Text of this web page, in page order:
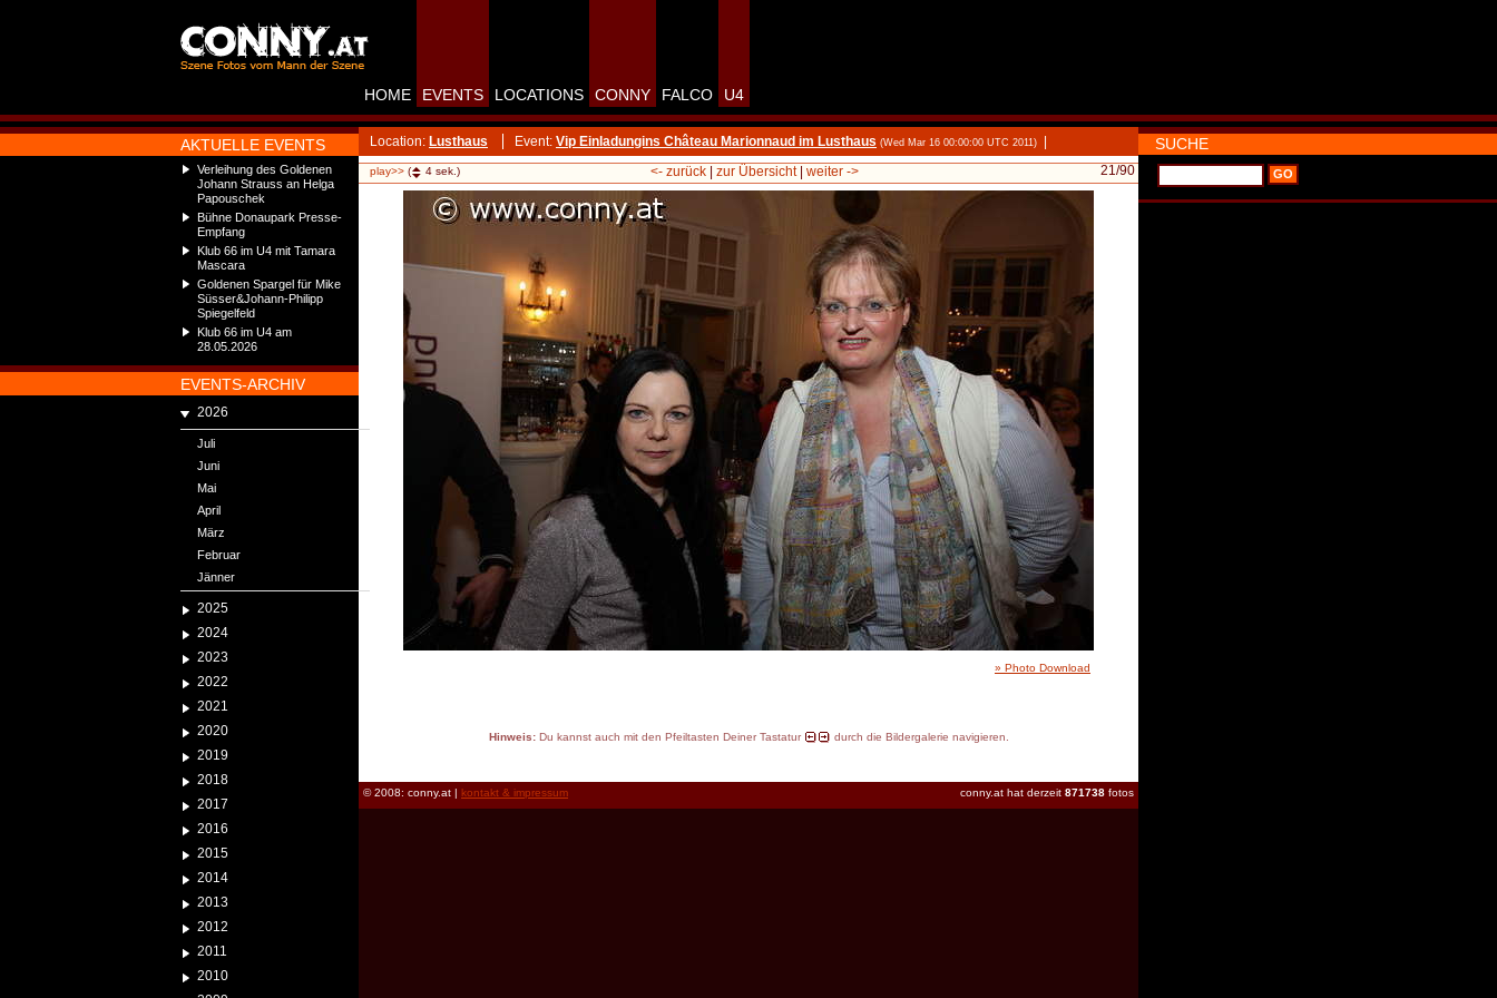
AKTUELLE EVENTS
Verleihung des Goldenen
Johann Strauss an Helga
Papouschek
Bühne Donaupark Presse-
Empfang
Klub 66 im U4 mit Tamara
Mascara
Goldenen Spargel für Mike
Süsser&Johann-Philipp
Spiegelfeld
Klub 66 im U4 am
28.05.2026
EVENTS-ARCHIV
2026
Juli
Juni
Mai
April
März
Februar
Jänner
2025
2024
2023
2022
2021
2020
2019
2018
2017
2016
2015
2014
2013
2012
2011
2010
HOME EVENTS LOCATIONS CONNY FALCO U4
Location: Lusthaus Event: Vip Einladungins Château Marionnaud im Lusthaus (Wed Mar 16 00:00:00 UTC 2011)
play>> ( 4 sek.) 21/90
<- zurück| zur Übersicht| weiter ->
» Photo Download
Hinweis:Du kannst auch mit den Pfeiltasten Deiner Tastatur durch die Bildergalerie navigieren.
conny.at hat derzeit 871738 fotos
© 2008: conny.at | kontakt & impressum
SUCHE